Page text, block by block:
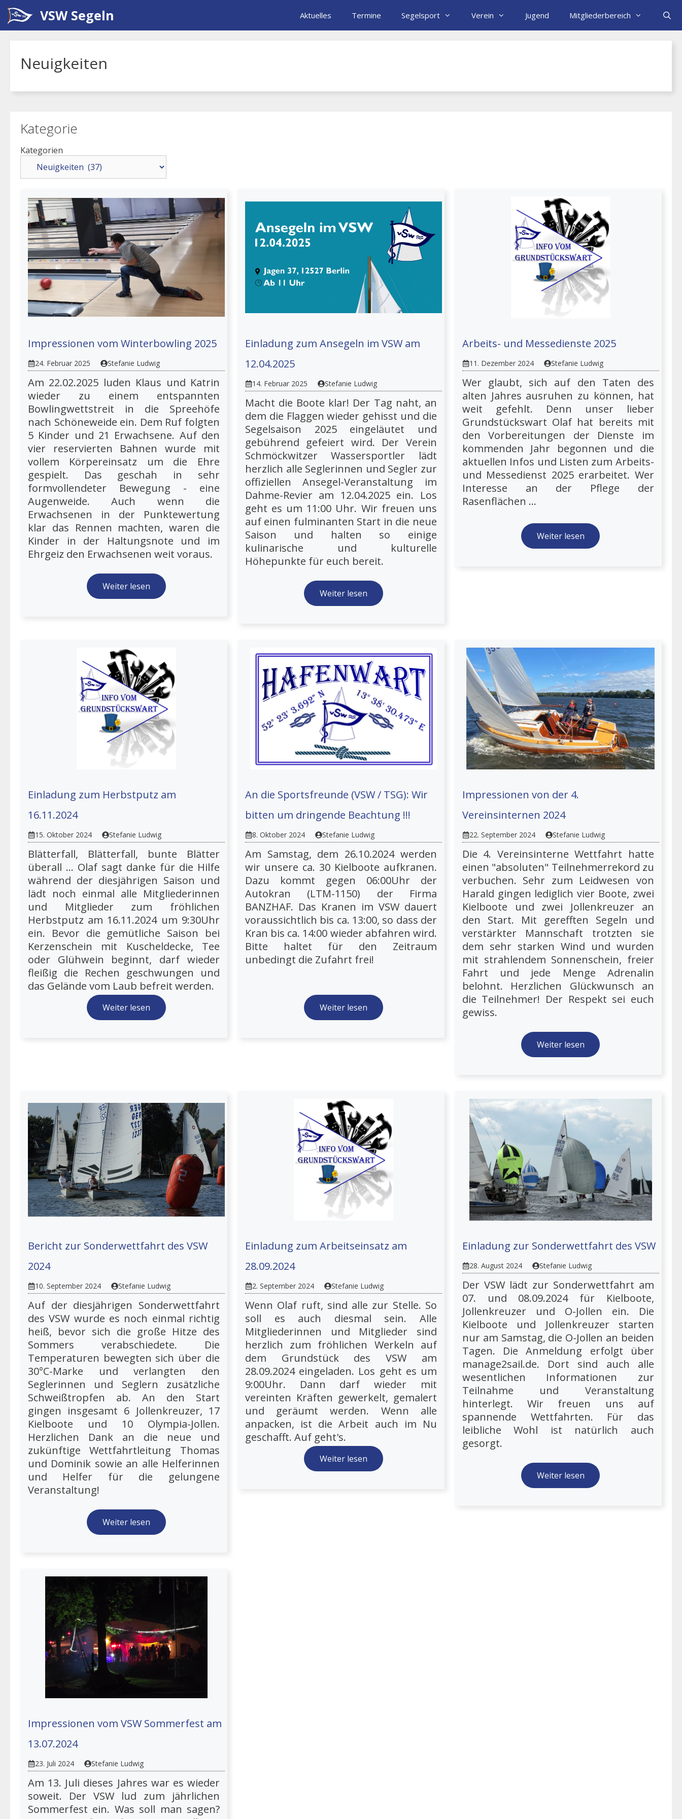
Zum
Inhalt
springen
VSW Segeln Aktuelles Termine Segelsport Verein Jugend Mitgliederbereich
Neuigkeiten
Kategorie
Kategorien
Impressionen vom Winterbowling 2025
24. Februar 2025 Stefanie Ludwig
Am 22.02.2025 luden Klaus und Katrin
wieder zu einem entspannten
Bowlingwettstreit in die Spreehöfe
nach Schöneweide ein. Dem Ruf folgten
5 Kinder und 21 Erwachsene. Auf den
vier reservierten Bahnen wurde mit
vollem Körpereinsatz um die Ehre
gespielt. Das geschah in sehr
formvollendeter Bewegung - eine
Augenweide. Auch wenn die
Erwachsenen in der Punktewertung
klar das Rennen machten, waren die
Kinder in der Haltungsnote und im
Ehrgeiz den Erwachsenen weit voraus.
Weiter lesen
Einladung zum Ansegeln im VSW am
12.04.2025
14. Februar 2025 Stefanie Ludwig
Macht die Boote klar! Der Tag naht, an
dem die Flaggen wieder gehisst und die
Segelsaison 2025 eingeläutet und
gebührend gefeiert wird. Der Verein
Schmöckwitzer Wassersportler lädt
herzlich alle Seglerinnen und Segler zur
offiziellen Ansegel-Veranstaltung im
Dahme-Revier am 12.04.2025 ein. Los
geht es um 11:00 Uhr. Wir freuen uns
auf einen fulminanten Start in die neue
Saison und halten so einige
kulinarische und kulturelle
Höhepunkte für euch bereit.
Weiter lesen
Arbeits- und Messedienste 2025
11. Dezember 2024 Stefanie Ludwig
Wer glaubt, sich auf den Taten des
alten Jahres ausruhen zu können, hat
weit gefehlt. Denn unser lieber
Grundstückswart Olaf hat bereits mit
den Vorbereitungen der Dienste im
kommenden Jahr begonnen und die
aktuellen Infos und Listen zum Arbeits-
und Messedienst 2025 erarbeitet. Wer
Interesse an der Pflege der
Rasenflächen ...
Weiter lesen
Einladung zum Herbstputz am
16.11.2024
15. Oktober 2024 Stefanie Ludwig
Blätterfall, Blätterfall, bunte Blätter
überall ... Olaf sagt danke für die Hilfe
während der diesjährigen Saison und
lädt noch einmal alle Mitgliederinnen
und Mitglieder zum fröhlichen
Herbstputz am 16.11.2024 um 9:30Uhr
ein. Bevor die gemütliche Saison bei
Kerzenschein mit Kuscheldecke, Tee
oder Glühwein beginnt, darf wieder
fleißig die Rechen geschwungen und
das Gelände vom Laub befreit werden.
Weiter lesen
An die Sportsfreunde (VSW / TSG): Wir
bitten um dringende Beachtung !!!
8. Oktober 2024 Stefanie Ludwig
Am Samstag, dem 26.10.2024 werden
wir unsere ca. 30 Kielboote aufkranen.
Dazu kommt gegen 06:00Uhr der
Autokran (LTM-1150) der Firma
BANZHAF. Das Kranen im VSW dauert
voraussichtlich bis ca. 13:00, so dass der
Kran bis ca. 14:00 wieder abfahren wird.
Bitte haltet für den Zeitraum
unbedingt die Zufahrt frei!
Weiter lesen
Impressionen von der 4.
Vereinsinternen 2024
22. September 2024 Stefanie Ludwig
Die 4. Vereinsinterne Wettfahrt hatte
einen "absoluten" Teilnehmerrekord zu
verbuchen. Sehr zum Leidwesen von
Harald gingen lediglich vier Boote, zwei
Kielboote und zwei Jollenkreuzer an
den Start. Mit gerefften Segeln und
verstärkter Mannschaft trotzten sie
dem sehr starken Wind und wurden
mit strahlendem Sonnenschein, freier
Fahrt und jede Menge Adrenalin
belohnt. Herzlichen Glückwunsch an
die Teilnehmer! Der Respekt sei euch
gewiss.
Weiter lesen
Bericht zur Sonderwettfahrt des VSW
2024
10. September 2024 Stefanie Ludwig
Auf der diesjährigen Sonderwettfahrt
des VSW wurde es noch einmal richtig
heiß, bevor sich die große Hitze des
Sommers verabschiedete. Die
Temperaturen bewegten sich über die
30°C-Marke und verlangten den
Seglerinnen und Seglern zusätzliche
Schweißtropfen ab. An den Start
gingen insgesamt 6 Jollenkreuzer, 17
Kielboote und 10 Olympia-Jollen.
Herzlichen Dank an die neue und
zukünftige Wettfahrtleitung Thomas
und Dominik sowie an alle Helferinnen
und Helfer für die gelungene
Veranstaltung!
Weiter lesen
Einladung zum Arbeitseinsatz am
28.09.2024
2. September 2024 Stefanie Ludwig
Wenn Olaf ruft, sind alle zur Stelle. So
soll es auch diesmal sein. Alle
Mitgliederinnen und Mitglieder sind
herzlich zum fröhlichen Werkeln auf
dem Grundstück des VSW am
28.09.2024 eingeladen. Los geht es um
9:00Uhr. Dann darf wieder mit
vereinten Kräften gewerkelt, gemalert
und geräumt werden. Wenn alle
anpacken, ist die Arbeit auch im Nu
geschafft. Auf geht's.
Weiter lesen
Einladung zur Sonderwettfahrt des VSW
28. August 2024 Stefanie Ludwig
Der VSW lädt zur Sonderwettfahrt am
07. und 08.09.2024 für Kielboote,
Jollenkreuzer und O-Jollen ein. Die
Kielboote und Jollenkreuzer starten
nur am Samstag, die O-Jollen an beiden
Tagen. Die Anmeldung erfolgt über
manage2sail.de. Dort sind auch alle
wesentlichen Informationen zur
Teilnahme und Veranstaltung
hinterlegt. Wir freuen uns auf
spannende Wettfahrten. Für das
leibliche Wohl ist natürlich auch
gesorgt.
Weiter lesen
Impressionen vom VSW Sommerfest am
13.07.2024
23. Juli 2024 Stefanie Ludwig
Am 13. Juli dieses Jahres war es wieder
soweit. Der VSW lud zum jährlichen
Sommerfest ein. Was soll man sagen?